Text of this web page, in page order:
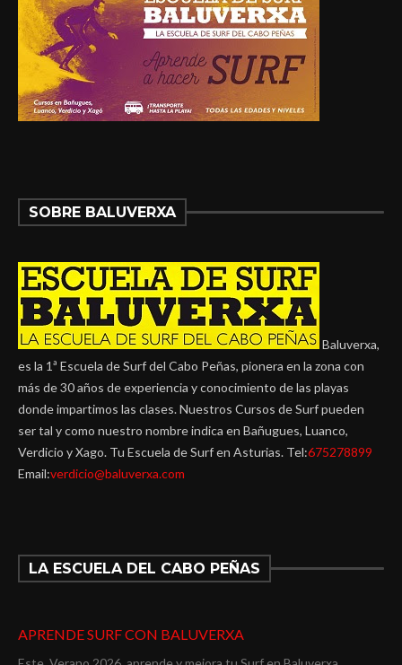
SOBRE BALUVERXA
Baluverxa,
es la 1ª Escuela de Surf del Cabo Peñas, pionera en la zona con
más de 30 años de experiencia y conocimiento de las playas
donde impartimos las clases. Nuestros Cursos de Surf pueden
ser tal y como nuestro nombre indica en Bañugues, Luanco,
Verdicio y Xago. Tu Escuela de Surf en Asturias. Tel:675278899
Email:verdicio@baluverxa.com
LA ESCUELA DEL CABO PEÑAS
APRENDE SURF CON BALUVERXA